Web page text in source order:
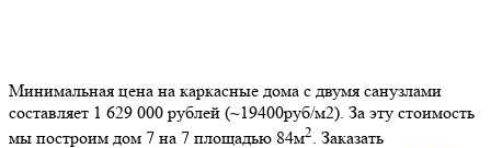
Минимальная цена на каркасные дома с двумя санузлами
составляет 1 629 000 рублей (~19400руб/м2). За эту стоимость
мы построим дом 7 на 7 площадью 84м2. Заказать